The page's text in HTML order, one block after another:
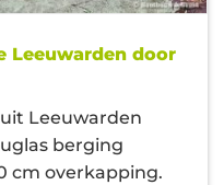
Leeuwarden door
Leeuwarden
berging
cm overkapping.